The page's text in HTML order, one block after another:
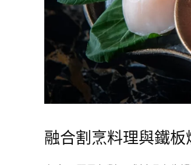
融合割烹料理與鐵板